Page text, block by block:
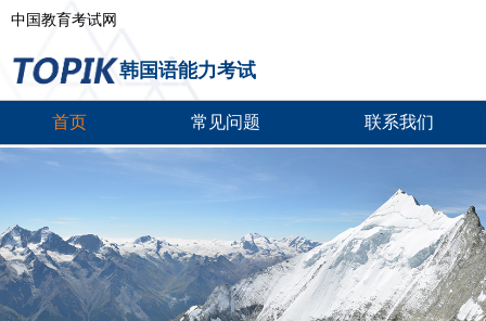
中国教育考试网
韩国语能力考试
首页 常见问题 联系我们